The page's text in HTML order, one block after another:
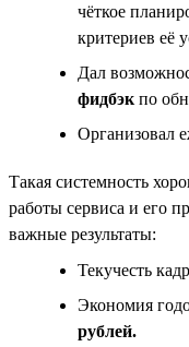
чёткое
критериев её
Дал
фидбэк по
Организовал
Такая системность
работы сервиса и его
важные результаты:
Текучесть
Экономия
рублей.